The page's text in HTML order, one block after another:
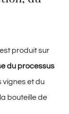
produit sur
du processus
et du
bouteille de